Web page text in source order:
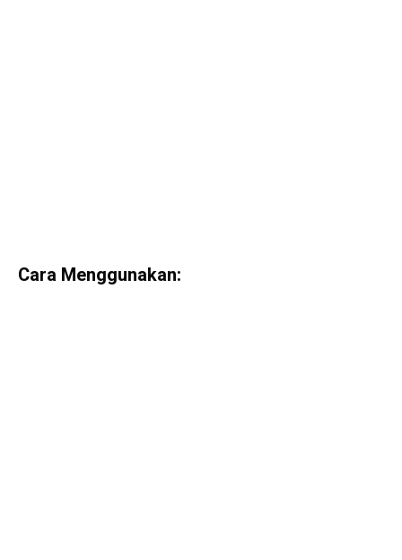
Cara Menggunakan: